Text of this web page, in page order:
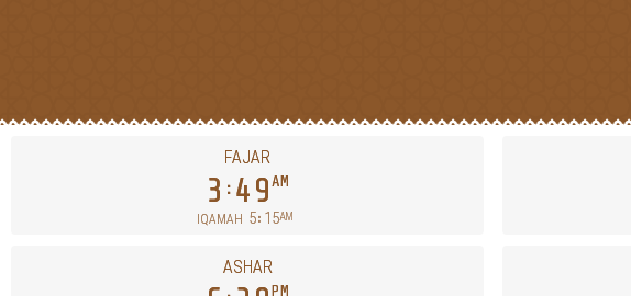
FAJAR
3 49AM
IQAMAH 5 15AM
ASHAR
PM